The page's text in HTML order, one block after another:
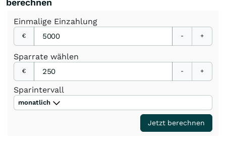
Einmalige Einzahlung
€ - +
Sparrate wählen
€ - +
Sparintervall
monatlich
Jetzt berechnen